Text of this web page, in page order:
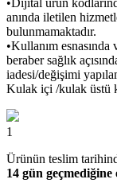
•Dijital ürün
anında iletilen
bulunmamaktadır.
•Kullanım
beraber sağlık
iadesi/değişimi
Kulak içi /kulak üstü
1
Ürünün teslim
14 gün